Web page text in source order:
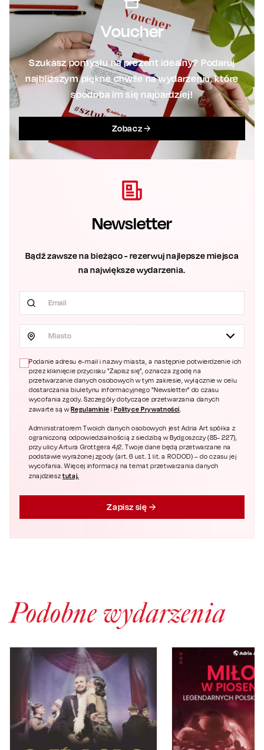
Voucher
Szukasz pomysłu na prezent idealny? Podaruj
najbliższym piękne chwile na wydarzeniu, które
spodoba im się najbardziej!
Zobacz
Newsletter
Bądź zawsze na bieżąco - rezerwuj najlepsze miejsca
na największe wydarzenia.
Miasto
Podanie adresu e-mail i nazwy miasta, a następnie potwierdzenie ich
przez kliknięcie przycisku "Zapisz się", oznacza zgodę na
przetwarzanie danych osobowych w tym zakresie, wyłącznie w celu
dostarczania biuletynu informacyjnego "Newsletter" do czasu
wycofania zgody. Szczegóły dotyczące przetwarzania danych
zawarte są wRegulaminie iPolityce Prywatności
Administratorem Twoich danych osobowych jest Adria Art spółka z
ograniczoną odpowiedzialnością z siedzibą w Bydgoszczy (85- 227),
przy ulicy Artura Grottgera 4/2. Twoje dane będą przetwarzane na
podstawie wyrażonej zgody (art. 6 ust. 1 lit. a RODOD) – do czasu jej
wycofania. Więcej informacji na temat przetwarzania danych
znajdziesztutaj.
Zapisz się
Podobne wydarzenia